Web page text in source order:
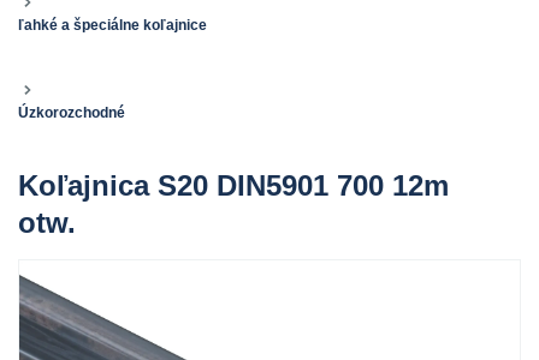
ľahké a špeciálne koľajnice
Úzkorozchodné
Koľajnica S20 DIN5901 700 12m
otw.